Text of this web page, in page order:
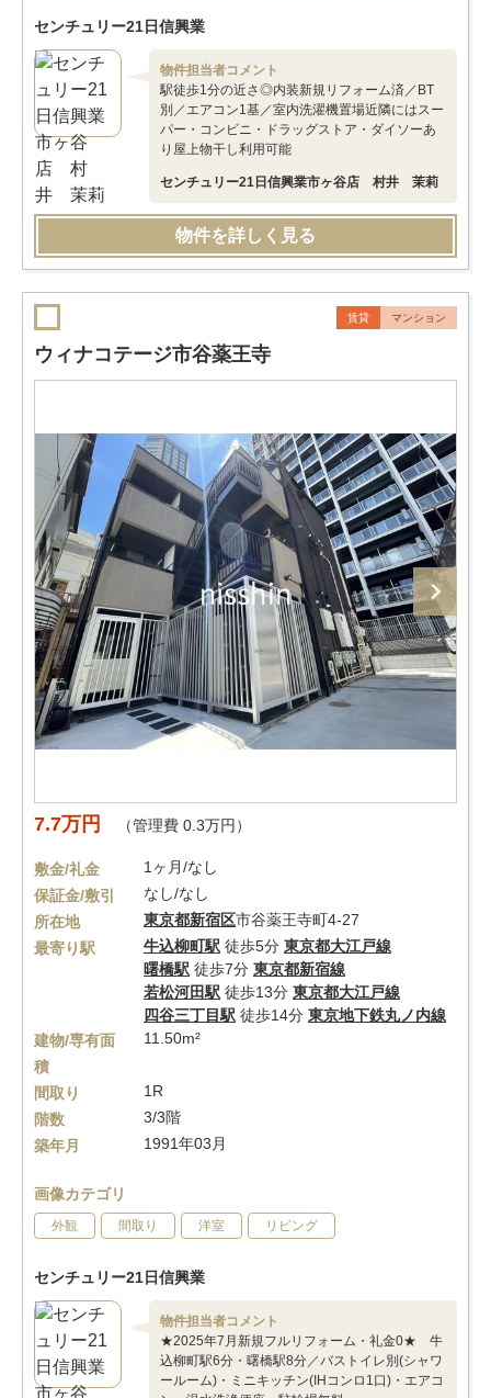
センチュリー21日信興業
物件担当者コメント
駅徒歩1分の近さ◎内装新規リフォーム済／BT
別／エアコン1基／室内洗濯機置場近隣にはスー
パー・コンビニ・ドラッグストア・ダイソーあ
り屋上物干し利用可能
センチュリー21日信興業市ヶ谷店 村井 茉莉
物件を詳しく見る
賃貸 マンション
ウィナコテージ市谷薬王寺
7.7万円 （管理費 0.3万円）
敷金/礼金
1ヶ月/なし
保証金/敷引
なし/なし
所在地
東京都新宿区市谷薬王寺町4-27
最寄り駅
牛込柳町駅 徒歩5分 東京都大江戸線
曙橋駅 徒歩7分 東京都新宿線
若松河田駅 徒歩13分 東京都大江戸線
四谷三丁目駅 徒歩14分 東京地下鉄丸ノ内線
建物/専有面
積
11.50m²
間取り
1R
階数
3/3階
築年月
1991年03月
画像カテゴリ
外観 間取り 洋室 リビング
センチュリー21日信興業
物件担当者コメント
★2025年7月新規フルリフォーム・礼金0★ 牛
込柳町駅6分・曙橋駅8分／バストイレ別(シャワ
ールーム)・ミニキッチン(IHコンロ1口)・エアコ